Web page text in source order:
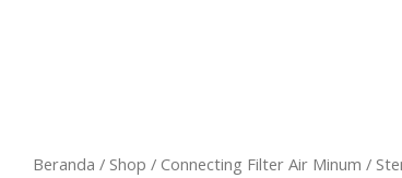
Beranda / Shop / Connecting Filter Air Minum /
Kuantitas